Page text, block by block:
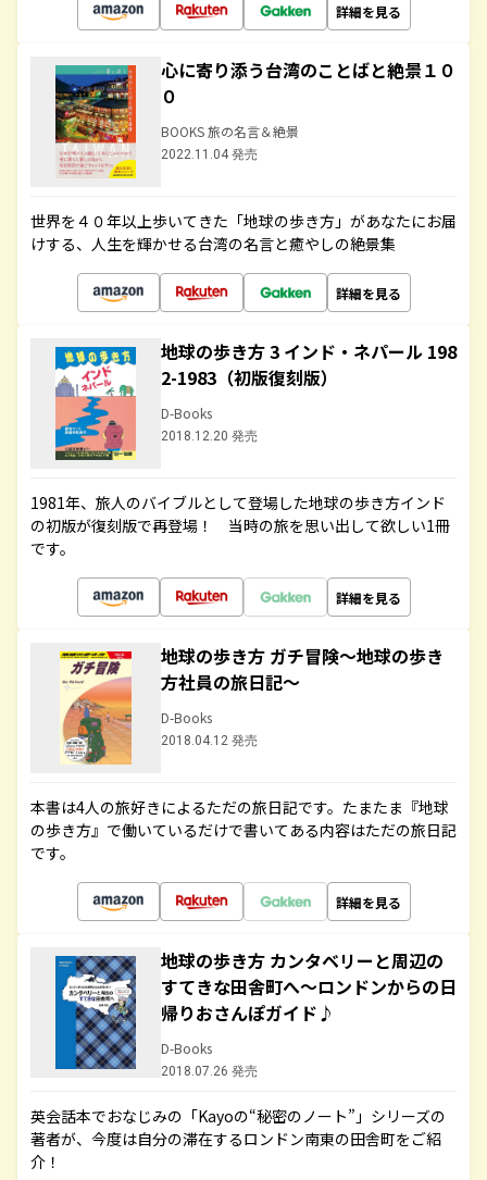
詳細を見る
心に寄り添う台湾のことばと絶景１０
０
BOOKS 旅の名言＆絶景
2022.11.04 発売
世界を４０年以上歩いてきた「地球の歩き方」があなたにお届
けする、人生を輝かせる台湾の名言と癒やしの絶景集
詳細を見る
地球の歩き方 3 インド・ネパール 198
2-1983（初版復刻版）
D-Books
2018.12.20 発売
1981年、旅人のバイブルとして登場した地球の歩き方インド
の初版が復刻版で再登場！ 当時の旅を思い出して欲しい1冊
です。
詳細を見る
地球の歩き方 ガチ冒険～地球の歩き
方社員の旅日記～
D-Books
2018.04.12 発売
本書は4人の旅好きによるただの旅日記です。たまたま『地球
の歩き方』で働いているだけで書いてある内容はただの旅日記
です。
詳細を見る
地球の歩き方 カンタベリーと周辺の
すてきな田舎町へ～ロンドンからの日
帰りおさんぽガイド♪
D-Books
2018.07.26 発売
英会話本でおなじみの「Kayoの“秘密のノート”」シリーズの
著者が、今度は自分の滞在するロンドン南東の田舎町をご紹
介！